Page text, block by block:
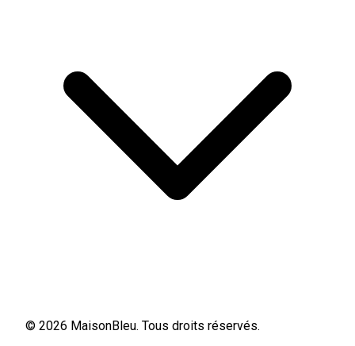
© 2026 MaisonBleu. Tous droits réservés.